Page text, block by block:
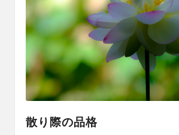
散り際の品格